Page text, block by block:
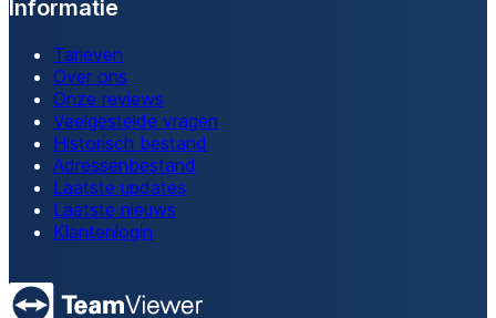
Informatie
Tarieven
Over ons
Onze reviews
Veelgestelde vragen
Historisch bestand
Adressenbestand
Laatste updates
Laatste nieuws
Klantenlogin